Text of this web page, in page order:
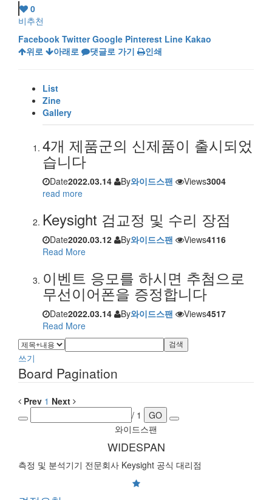
0
비추천
Facebook Twitter Google Pinterest Line Kakao
위로
아래로 댓글로 가기 인쇄
List
Zine
Gallery
4개 제품군의 신제품이 출시되었
습니다
Date2022.03.14 By와이드스팬 Views3004
read more
Keysight 검교정 및 수리 장점
Date2020.03.12 By와이드스팬 Views4116
Read More
이벤트 응모를 하시면 추첨으로
무선이어폰을 증정합니다
Date2022.03.14 By와이드스팬 Views4517
Read More
검색
쓰기
Board Pagination
Prev 1 Next
/ 1
GO
와이드스팬
WIDESPAN
측정 및 분석기기 전문회사 Keysight 공식 대리점